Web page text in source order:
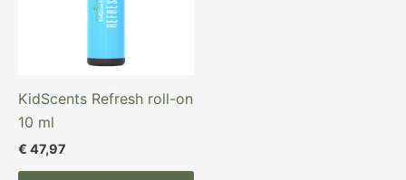
KidScents Refresh roll-on
10 ml
€ 47,97